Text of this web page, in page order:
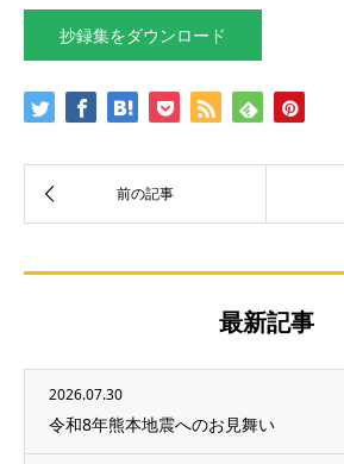
抄録集をダウンロード
最新記事
2026.07.30
令和8年熊本地震へのお見舞い